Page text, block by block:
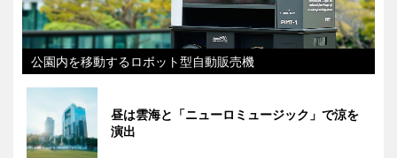
公園内を移動するロボット型自動販売機
昼は雲海と「ニューロミュージック」で涼を
演出